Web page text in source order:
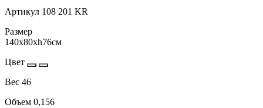
Артикул 108 201 KR
Размер
140x80xh76см
Цвет
Вес 46
Объем 0,156